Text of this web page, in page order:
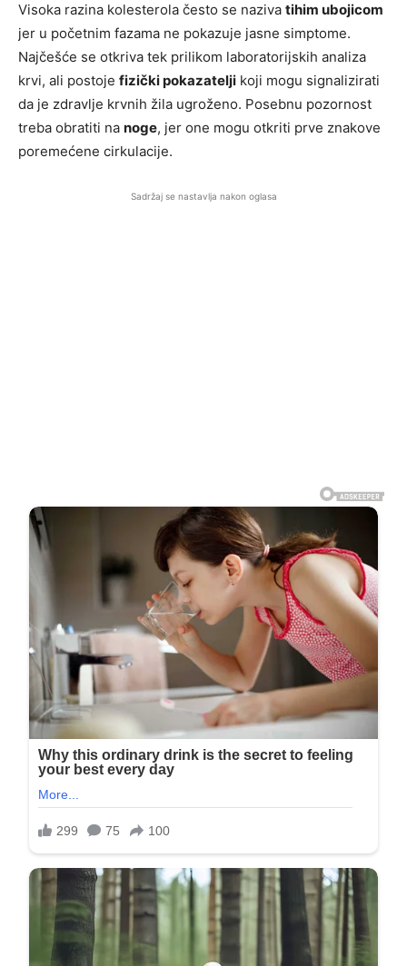
Visoka razina kolesterola često se naziva tihim ubojicom
jer u početnim fazama ne pokazuje jasne simptome.
Najčešće se otkriva tek prilikom laboratorijskih analiza
krvi, ali postoje fizički pokazatelji koji mogu signalizirati
da je zdravlje krvnih žila ugroženo. Posebnu pozornost
treba obratiti na noge, jer one mogu otkriti prve znakove
poremećene cirkulacije.
Sadržaj se nastavlja nakon oglasa